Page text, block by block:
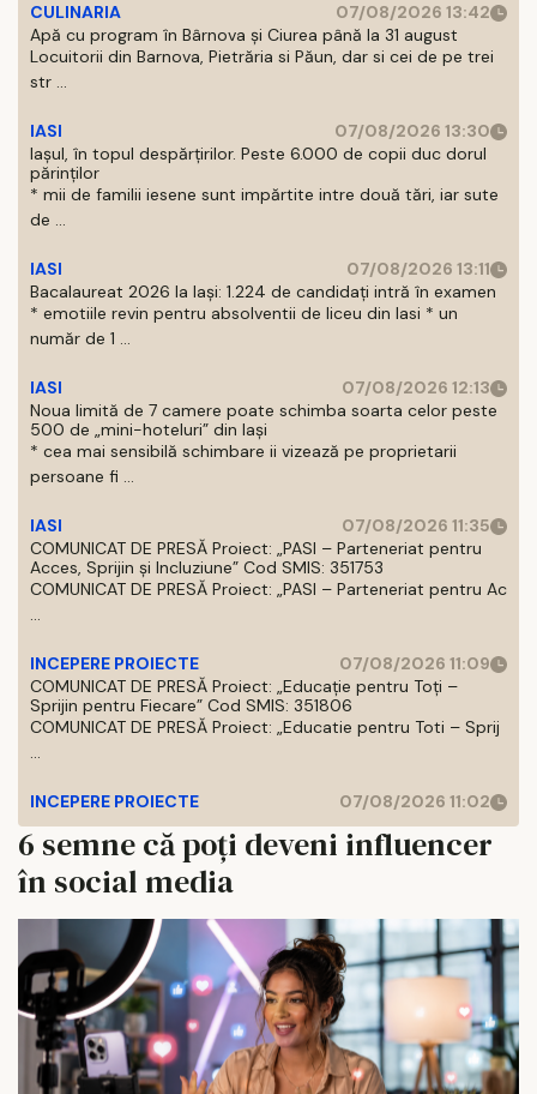
CULINARIA
07/08/2026 13:42
Apă cu program în Bârnova și Ciurea până la 31 august
Locuitorii din Barnova, Pietrăria si Păun, dar si cei de pe trei
str ...
IASI
07/08/2026 13:30
Iașul, în topul despărțirilor. Peste 6.000 de copii duc dorul
părinților
* mii de familii iesene sunt impărtite intre două tări, iar sute
de ...
IASI
07/08/2026 13:11
Bacalaureat 2026 la Iași: 1.224 de candidați intră în examen
* emotiile revin pentru absolventii de liceu din Iasi * un
număr de 1 ...
IASI
07/08/2026 12:13
Noua limită de 7 camere poate schimba soarta celor peste
500 de „mini-hoteluri” din Iași
* cea mai sensibilă schimbare ii vizează pe proprietarii
persoane fi ...
IASI
07/08/2026 11:35
COMUNICAT DE PRESĂ Proiect: „PASI – Parteneriat pentru
Acces, Sprijin și Incluziune” Cod SMIS: 351753
COMUNICAT DE PRESĂ Proiect: „PASI – Parteneriat pentru Ac
...
INCEPERE PROIECTE
07/08/2026 11:09
COMUNICAT DE PRESĂ Proiect: „Educație pentru Toți –
Sprijin pentru Fiecare” Cod SMIS: 351806
COMUNICAT DE PRESĂ Proiect: „Educatie pentru Toti – Sprij
...
INCEPERE PROIECTE 07/08/2026 11:02
6 semne că poți deveni influencer
în social media